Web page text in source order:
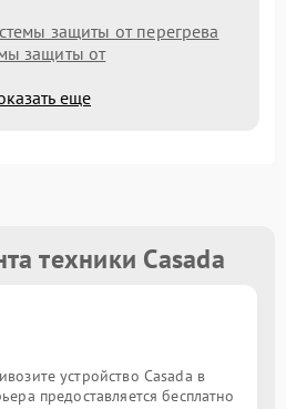
защиты от перегрева
защиты от
еще
техники Casada
устройство Casada в
предоставляется бесплатно